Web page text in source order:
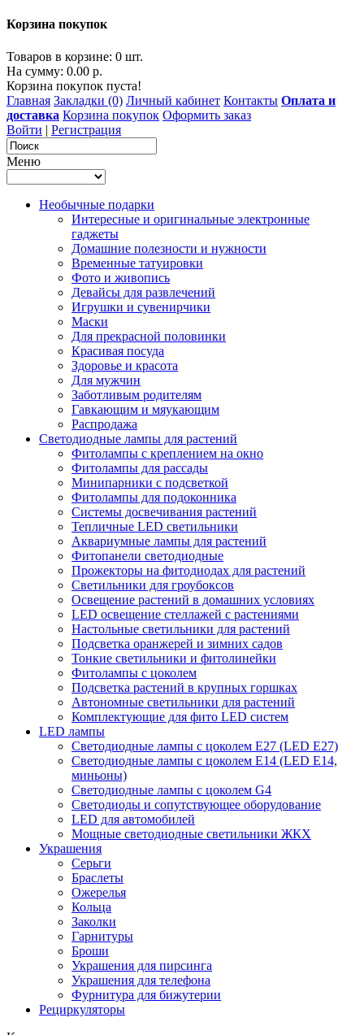
Корзина покупок
Товаров в корзине: 0 шт.
На сумму: 0.00 р.
Корзина покупок пуста!
Главная Закладки (0) Личный кабинет Контакты Оплата и
доставка Корзина покупок Оформить заказ
Войти | Регистрация
Меню
Необычные подарки
Интересные и оригинальные электронные
гаджеты
Домашние полезности и нужности
Временные татуировки
Фото и живопись
Девайсы для развлечений
Игрушки и сувенирчики
Маски
Для прекрасной половинки
Красивая посуда
Здоровье и красота
Для мужчин
Заботливым родителям
Гавкающим и мяукающим
Распродажа
Светодиодные лампы для растений
Фитолампы с креплением на окно
Фитолампы для рассады
Минипарники с подсветкой
Фитолампы для подоконника
Системы досвечивания растений
Тепличные LED светильники
Аквариумные лампы для растений
Фитопанели светодиодные
Прожекторы на фитодиодах для растений
Светильники для гроубоксов
Освещение растений в домашних условиях
LED освещение стеллажей с растениями
Настольные светильники для растений
Подсветка оранжерей и зимних садов
Тонкие светильники и фитолинейки
Фитолампы с цоколем
Подсветка растений в крупных горшках
Автономные светильники для растений
Комплектующие для фито LED систем
LED лампы
Светодиодные лампы с цоколем Е27 (LED E27)
Светодиодные лампы с цоколем Е14 (LED E14,
миньоны)
Светодиодные лампы с цоколем G4
Светодиоды и сопутствующее оборудование
LED для автомобилей
Мощные светодиодные светильники ЖКХ
Украшения
Серьги
Браслеты
Ожерелья
Кольца
Заколки
Гарнитуры
Броши
Украшения для пирсинга
Украшения для телефона
Фурнитура для бижутерии
Рециркуляторы